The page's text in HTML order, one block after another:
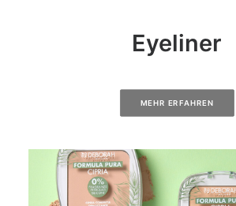
Eyeliner
MEHR ERFAHREN